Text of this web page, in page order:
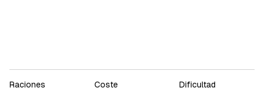
Raciones Coste Dificultad